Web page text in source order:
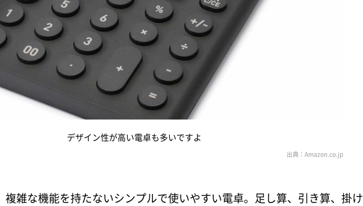
デザイン性が高い電卓も多いですよ
複雑な機能を持たないシンプルで使いやすい電卓。足し算、引き算、掛け